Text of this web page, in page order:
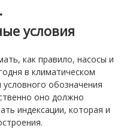
условия
как правило, насосы и
в климатическом
условного обозначения
оно должно
индексации, которая и